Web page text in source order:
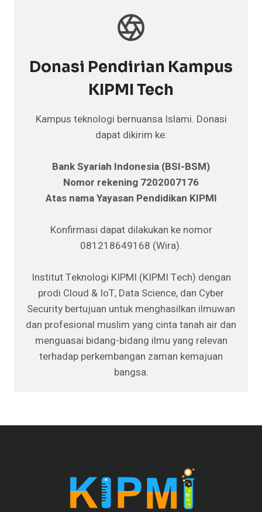
Donasi Pendirian Kampus
KIPMI Tech
Kampus teknologi bernuansa Islami. Donasi
dapat dikirim ke:
Bank Syariah Indonesia (BSI-BSM)
Nomor rekening 7202007176
Atas nama Yayasan Pendidikan KIPMI
Konfirmasi dapat dilakukan ke nomor
081218649168 (Wira).
Institut Teknologi KIPMI (KIPMI Tech) dengan
prodi Cloud & IoT, Data Science, dan Cyber
Security bertujuan untuk menghasilkan ilmuwan
dan profesional muslim yang cinta tanah air dan
menguasai bidang-bidang ilmu yang relevan
terhadap perkembangan zaman kemajuan
bangsa.